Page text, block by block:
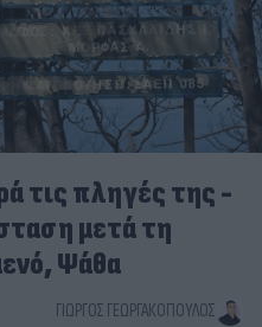
τις πληγές της -
μετά τη
Ψάθα
ΓΙΏΡΓΟΣ ΓΕΩΡΓΑΚΌΠΟΥΛΟΣ